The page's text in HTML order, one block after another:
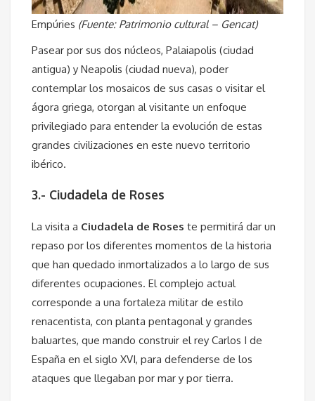
Empúries (Fuente: Patrimonio cultural – Gencat)
Pasear por sus dos núcleos, Palaiapolis (ciudad
antigua) y Neapolis (ciudad nueva), poder
contemplar los mosaicos de sus casas o visitar el
ágora griega, otorgan al visitante un enfoque
privilegiado para entender la evolución de estas
grandes civilizaciones en este nuevo territorio
ibérico.
3.- Ciudadela de Roses
La visita a Ciudadela de Roses te permitirá dar un
repaso por los diferentes momentos de la historia
que han quedado inmortalizados a lo largo de sus
diferentes ocupaciones. El complejo actual
corresponde a una fortaleza militar de estilo
renacentista, con planta pentagonal y grandes
baluartes, que mando construir el rey Carlos I de
España en el siglo XVI, para defenderse de los
ataques que llegaban por mar y por tierra.